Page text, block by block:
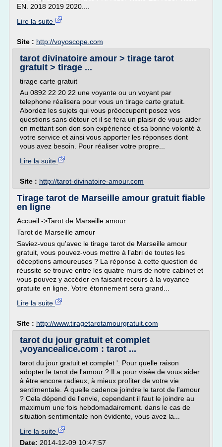
EN. 2018 2019 2020....
Lire la suite
Site : http://voyoscope.com
tarot divinatoire amour > tirage tarot
gratuit > tirage ...
tirage carte gratuit
Au 0892 22 20 22 une voyante ou un voyant par
telephone réalisera pour vous un tirage carte gratuit.
Abordez les sujets qui vous préoccupent posez vos
questions sans détour et il se fera un plaisir de vous aider
en mettant son don son expérience et sa bonne volonté à
votre service et ainsi vous apporter les réponses dont
vous avez besoin. Pour réaliser votre propre...
Lire la suite
Site : http://tarot-divinatoire-amour.com
Tirage tarot de Marseille amour gratuit fiable
en ligne
Accueil ->Tarot de Marseille amour
Tarot de Marseille amour
Saviez-vous qu'avec le tirage tarot de Marseille amour
gratuit, vous pouvez-vous mettre à l'abri de toutes les
déceptions amoureuses ? La réponse à cette question de
réussite se trouve entre les quatre murs de notre cabinet et
vous pouvez y accéder en faisant recours à la voyance
gratuite en ligne. Votre étonnement sera grand...
Lire la suite
Site : http://www.tiragetarotamourgratuit.com
tarot du jour gratuit et complet
,voyancealice.com : tarot ...
tarot du jour gratuit et complet '. Pour quelle raison
adopter le tarot de l'amour ? Il a pour visée de vous aider
à être encore radieux, à mieux profiter de votre vie
sentimentale. À quelle cadence joindre le tarot de l'amour
? Cela dépend de l'envie, cependant il faut le joindre au
maximum une fois hebdomadairement. dans le cas de
situation sentimentale non évidente, vous avez la...
Lire la suite
Date: 2014-12-09 10:47:57